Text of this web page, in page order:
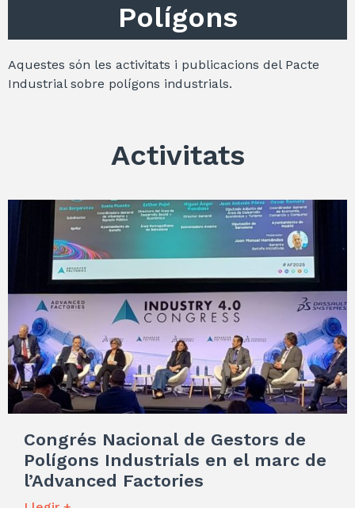
Polígons
Aquestes són les activitats i publicacions del Pacte
Industrial sobre polígons industrials.
Activitats
Congrés Nacional de Gestors de
Polígons Industrials en el marc de
l’Advanced Factories